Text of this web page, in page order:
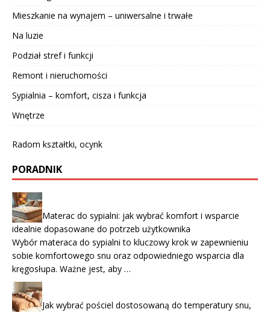
Mieszkanie na wynajem – uniwersalne i trwałe
Na luzie
Podział stref i funkcji
Remont i nieruchomości
Sypialnia – komfort, cisza i funkcja
Wnętrze
Radom kształtki, ocynk
PORADNIK
Materac do sypialni: jak wybrać komfort i wsparcie
idealnie dopasowane do potrzeb użytkownika
Wybór materaca do sypialni to kluczowy krok w zapewnieniu
sobie komfortowego snu oraz odpowiedniego wsparcia dla
kręgosłupa. Ważne jest, aby …
Jak wybrać pościel dostosowaną do temperatury snu,